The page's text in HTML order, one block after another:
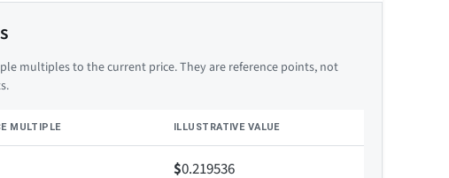
multiples to the current price. They are reference points, not
MULTIPLE ILLUSTRATIVE VALUE
$0.219536